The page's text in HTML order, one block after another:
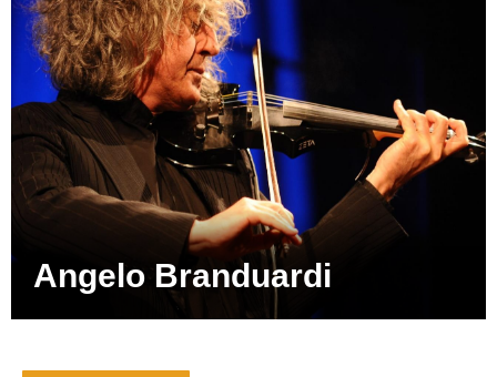
Angelo Branduardi